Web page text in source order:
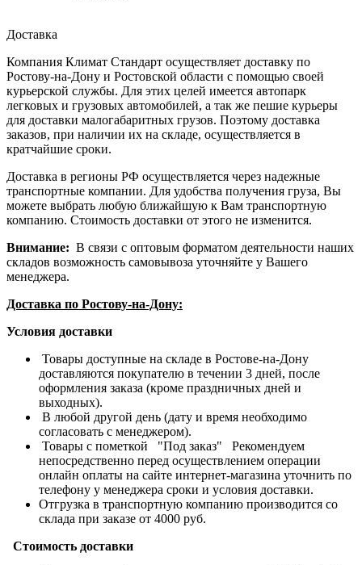
Доставка
Компания Климат Стандарт осуществляет доставку по
Ростову-на-Дону и Ростовской области с помощью своей
курьерской службы. Для этих целей имеется автопарк
легковых и грузовых автомобилей, а так же пешие курьеры
для доставки малогабаритных грузов. Поэтому доставка
заказов, при наличии их на складе, осуществляется в
кратчайшие сроки.
Доставка в регионы РФ осуществляется через надежные
транспортные компании. Для удобства получения груза, Вы
можете выбрать любую ближайшую к Вам транспортную
компанию. Стоимость доставки от этого не изменится.
Внимание: В связи с оптовым форматом деятельности наших
складов возможность самовывоза уточняйте у Вашего
менеджера.
Доставка по Ростову-на-Дону:
Условия доставки
Товары доступные на складе в Ростове-на-Дону
доставляются покупателю в течении 3 дней, после
оформления заказа (кроме праздничных дней и
выходных).
В любой другой день (дату и время необходимо
согласовать с менеджером).
Товары с пометкой "Под заказ" Рекомендуем
непосредственно перед осуществлением операции
онлайн оплаты на сайте интернет-магазина уточнить по
телефону у менеджера сроки и условия доставки.
Отгрузка в транспортную компанию производится со
склада при заказе от 4000 руб.
Стоимость доставки